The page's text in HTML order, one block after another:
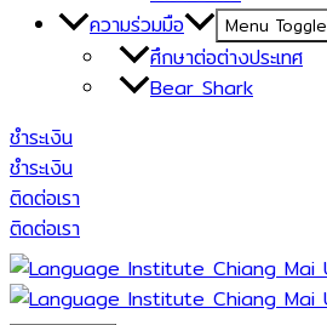
ความร่วมมือ
Menu Toggle
ศึกษาต่อต่างประเทศ
Bear Shark
ชำระเงิน
ชำระเงิน
ติดต่อเรา
ติดต่อเรา